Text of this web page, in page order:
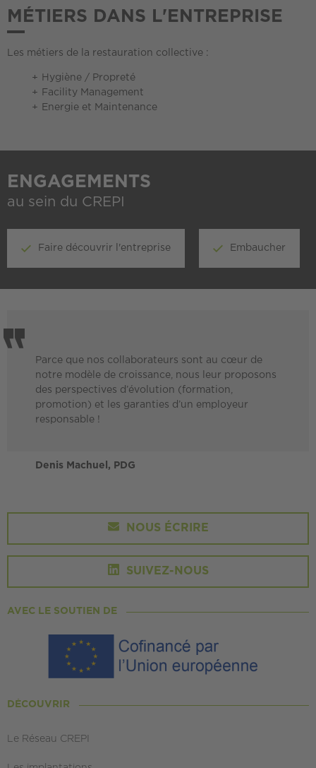
MÉTIERS DANS L'ENTREPRISE
Les métiers de la restauration collective :
Hygiène / Propreté
Facility Management
Energie et Maintenance
ENGAGEMENTS
au sein du CREPI
Faire découvrir l'entreprise Embaucher
Parce que nos collaborateurs sont au cœur de
notre modèle de croissance, nous leur proposons
des perspectives d’évolution (formation,
promotion) et les garanties d’un employeur
responsable !
Denis Machuel, PDG
NOUS ÉCRIRE
SUIVEZ-NOUS
AVEC LE SOUTIEN DE
DÉCOUVRIR
Le Réseau CREPI